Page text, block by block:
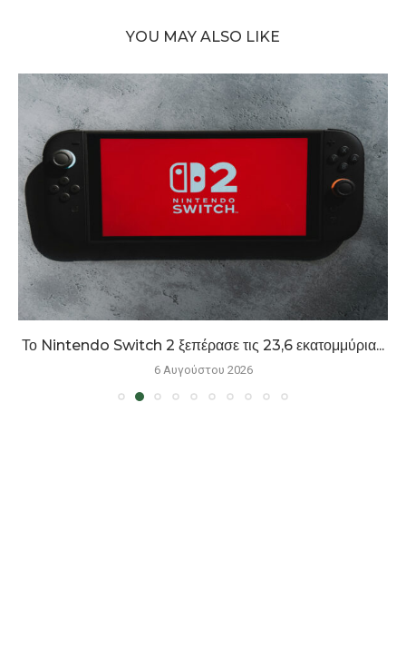
YOU MAY ALSO LIKE
Το Nintendo Switch 2 ξεπέρασε τις 23,6 εκατομμύρια...
6 Αυγούστου 2026